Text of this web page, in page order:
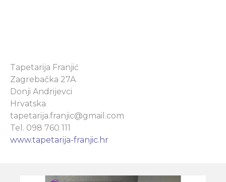
Tapetarija Franjić
Zagrebačka 27A
Donji Andrijevci
Hrvatska
tapetarija.franjic@gmail.com
Tel. 098 760 111
www.tapetarija-franjic.hr